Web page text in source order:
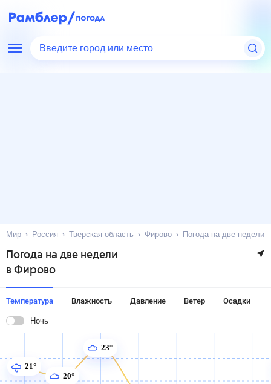
Введите город или место
Мир Россия Тверская область Фирово Погода на две недели
Погода на две недели
в Фирово
Температура Влажность Давление Ветер Осадки
Ночь
21°
20°
23°